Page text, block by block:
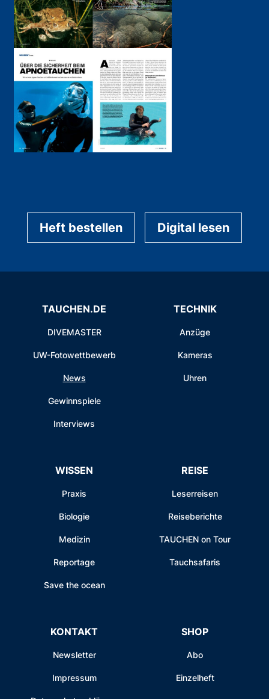
Heft bestellen Digital lesen
TAUCHEN.DE
DIVEMASTER
UW-Fotowettbewerb
News
Gewinnspiele
Interviews
TECHNIK
Anzüge
Kameras
Uhren
WISSEN
Praxis
Biologie
Medizin
Reportage
Save the ocean
REISE
Leserreisen
Reiseberichte
TAUCHEN on Tour
Tauchsafaris
KONTAKT
Newsletter
Impressum
SHOP
Abo
Einzelheft